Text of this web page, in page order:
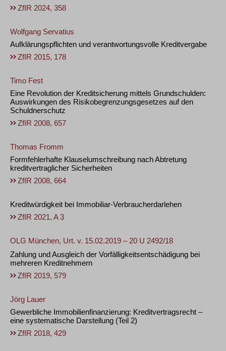
ZfIR 2024, 358
Wolfgang Servatius
Aufklärungspflichten und verantwortungsvolle Kreditvergabe
ZfIR 2015, 178
Timo Fest
Eine Revolution der Kreditsicherung mittels Grundschulden:
Auswirkungen des Risikobegrenzungsgesetzes auf den
Schuldnerschutz
ZfIR 2008, 657
Thomas Fromm
Formfehlerhafte Klauselumschreibung nach Abtretung
kreditvertraglicher Sicherheiten
ZfIR 2008, 664
Kreditwürdigkeit bei Immobiliar-Verbraucherdarlehen
ZfIR 2021, A 3
OLG München, Urt. v. 15.02.2019 – 20 U 2492/18
Zahlung und Ausgleich der Vorfälligkeitsentschädigung bei
mehreren Kreditnehmern
ZfIR 2019, 579
Jörg Lauer
Gewerbliche Immobilienfinanzierung: Kreditvertragsrecht –
eine systematische Darstellung (Teil 2)
ZfIR 2018, 429